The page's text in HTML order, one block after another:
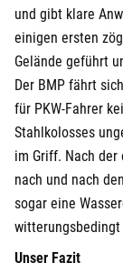
und gibt klare
einigen ersten
Gelände geführt
Der BMP fährt
für PKW-Fahrer
Stahlkolosses
im Griff. Nach
nach und nach
sogar eine
Unser Fazit